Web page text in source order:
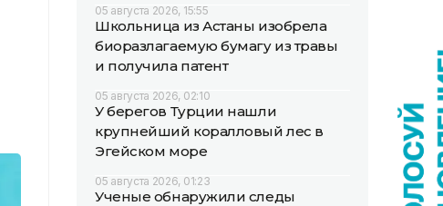
05 августа 2026, 15:55
Школьница из Астаны изобрела
биоразлагаемую бумагу из травы
и получила патент
05 августа 2026, 02:10
У берегов Турции нашли
крупнейший коралловый лес в
Эгейском море
05 августа 2026, 01:23
Ученые обнаружили следы